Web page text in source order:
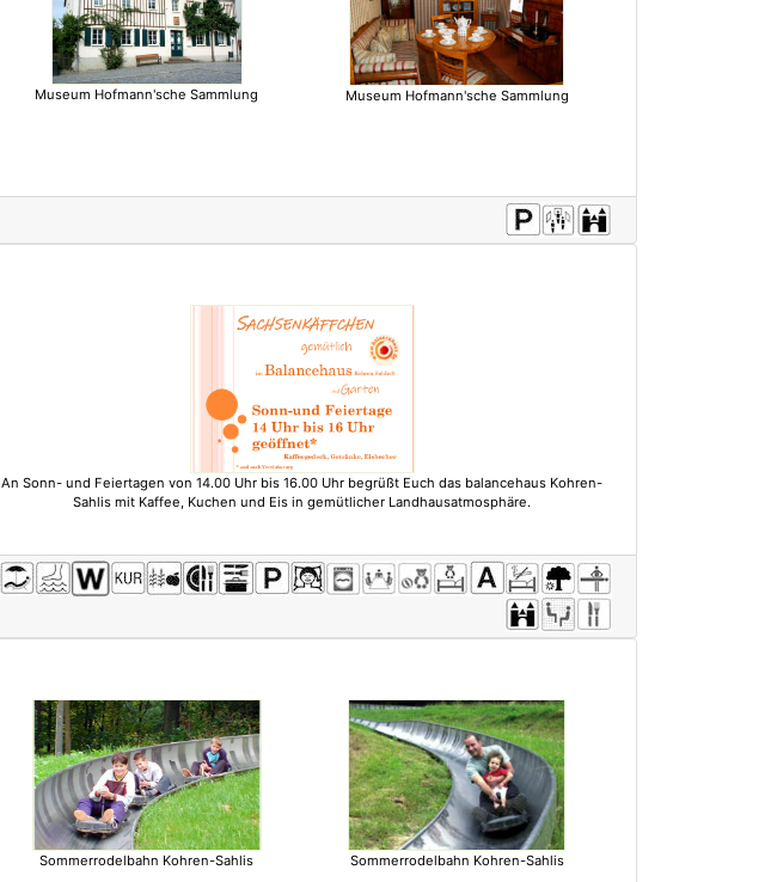
Museum Hofmann'sche Sammlung Museum Hofmann'sche Sammlung
An Sonn- und Feiertagen von 14.00 Uhr bis 16.00 Uhr begrüßt Euch das balancehaus Kohren-
Sahlis mit Kaffee, Kuchen und Eis in gemütlicher Landhausatmosphäre.
Sommerrodelbahn Kohren-Sahlis Sommerrodelbahn Kohren-Sahlis